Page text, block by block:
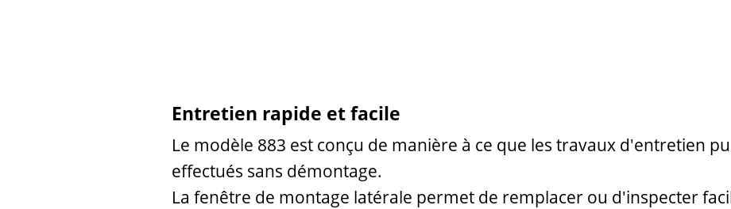
Entretien rapide et facile
Le modèle 883 est conçu de manière à ce que les travaux d'entretien
effectués sans démontage.
La fenêtre de montage latérale permet de remplacer ou d'inspecter